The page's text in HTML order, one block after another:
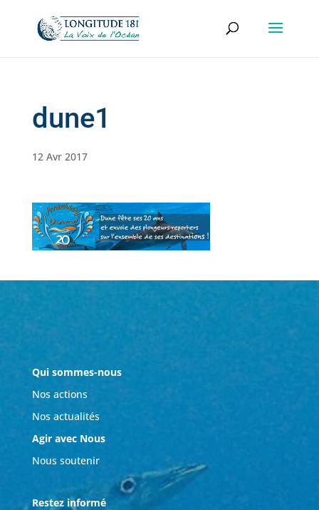
dune1
12 Avr 2017
Qui sommes-nous
Nos actions
Nos actualités
Agir avec Nous
Nous soutenir
Restez informé